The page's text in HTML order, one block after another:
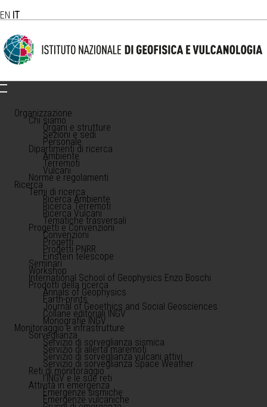
EN IT
Organizzazione
Chi siamo
Organi e strutture
Sezioni e sedi
Personale
Dipartimenti di ricerca
Ambiente
Terremoti
Vulcani
Norme e regolamenti
Ricerca
Temi di ricerca
Ricerca Ambiente
Ricerca Terremoti
Ricerca Vulcani
Tematiche trasversali
Progetti e Convenzioni
Convenzioni
Progetti
Progetti PNRR
Einstein telescope
Seminari
Workshop
International School of Geophysics Enzo Boschi
Prodotti della ricerca
Annals of Geophysics
Earth-prints
Journal of Geoethics and Social Geosciences
Collane editoriali INGV
Monografie INGV
Monitoraggio e infrastrutture
Sorveglianza
Servizio di sorveglianza sismica
Servizio di allerta maremoti
Servizio di sorveglianza vulcani attivi
Servizio di sorveglianza Space Weather
Reti di monitoraggio
l'INGV e le sue reti
Attività in emergenza
Emergenze sismiche
Emergenze vulcaniche